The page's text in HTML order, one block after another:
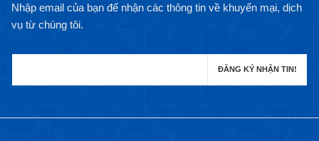
Nhập email của bạn để nhận các thông tin về khuyến mại, dịch
vụ từ chúng tôi.